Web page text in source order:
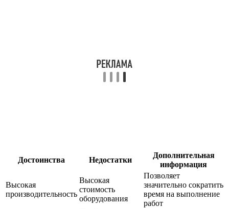
Достоинства Недостатки
Дополнительная
информация
Высокая
производительность
Высокая
стоимость
оборудования
Позволяет
значительно сократить
время на выполнение
работ